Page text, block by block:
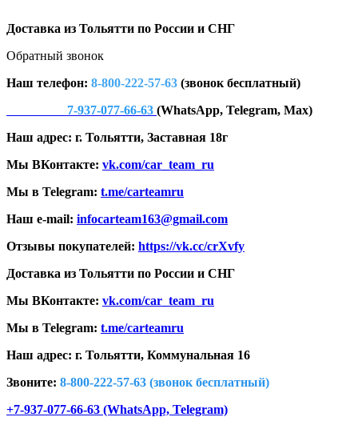
Доставка из Тольятти по России и СНГ
Обратный звонок
Наш телефон: 8-800-222-57-63 (звонок бесплатный)
7-937-077-66-63 (WhatsApp, Telegram, Max)
Наш адрес: г. Тольятти, Заставная 18г
Мы ВКонтакте: vk.com/car_team_ru
Мы в Telegram: t.me/carteamru
Наш e-mail: infocarteam163@gmail.com
Отзывы покупателей: https://vk.cc/crXvfy
Доставка из Тольятти по России и СНГ
Мы ВКонтакте: vk.com/car_team_ru
Мы в Telegram: t.me/carteamru
Наш адрес: г. Тольятти, Коммунальная 16
Звоните: 8-800-222-57-63 (звонок бесплатный)
+7-937-077-66-63 (WhatsApp, Telegram)